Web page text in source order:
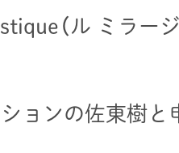
（ル ミラー
ョンの佐東樹と